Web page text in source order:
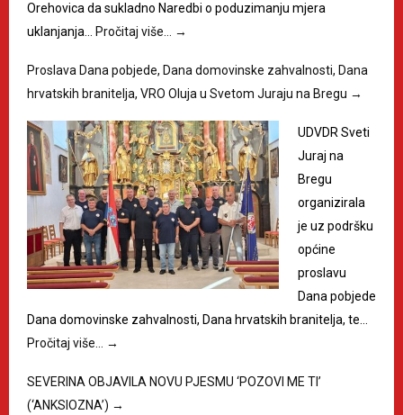
Orehovica da sukladno Naredbi o poduzimanju mjera
uklanjanja… Pročitaj više… →
Proslava Dana pobjede, Dana domovinske zahvalnosti, Dana
hrvatskih branitelja, VRO Oluja u Svetom Juraju na Bregu →
UDVDR Sveti
Juraj na
Bregu
organizirala
je uz podršku
općine
proslavu
Dana pobjede
Dana domovinske zahvalnosti, Dana hrvatskih branitelja, te…
Pročitaj više… →
SEVERINA OBJAVILA NOVU PJESMU ‘POZOVI ME TI’
(‘ANKSIOZNA’) →